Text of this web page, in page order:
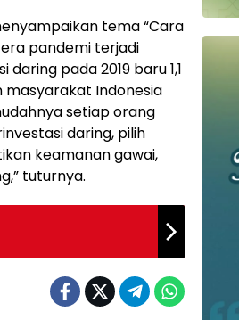
tema “Cara
era pandemi terjadi
pada 2019 baru 1,1
masyarakat Indonesia
setiap orang
daring, pilih
keamanan gawai,
tuturnya.